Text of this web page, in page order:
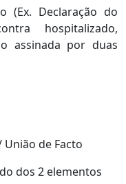
(Ex. Declaração do
hospitalizado,
assinada por duas
de Facto
dos 2 elementos